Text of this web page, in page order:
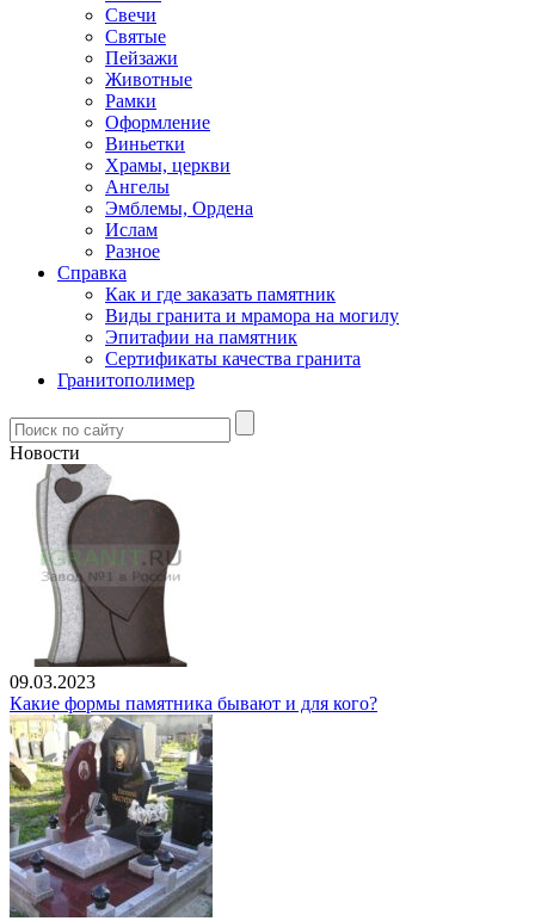
Свечи
Святые
Пейзажи
Животные
Рамки
Оформление
Виньетки
Храмы, церкви
Ангелы
Эмблемы, Ордена
Ислам
Разное
Справка
Как и где заказать памятник
Виды гранита и мрамора на могилу
Эпитафии на памятник
Сертификаты качества гранита
Гранитополимер
Новости
09.03.2023
Какие формы памятника бывают и для кого?